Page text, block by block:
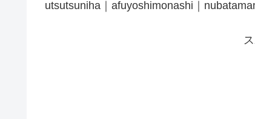
utsutsuniha｜afuyoshimonashi｜